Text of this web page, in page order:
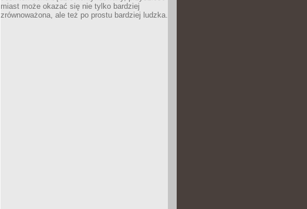
miast może okazać się nie tylko bardziej
zrównoważona, ale też po prostu bardziej ludzka.